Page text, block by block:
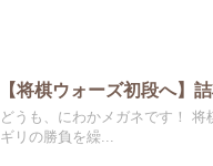
【将棋ウォーズ初段へ】
どうも、にわかメガネです！
ギリの勝負を繰...